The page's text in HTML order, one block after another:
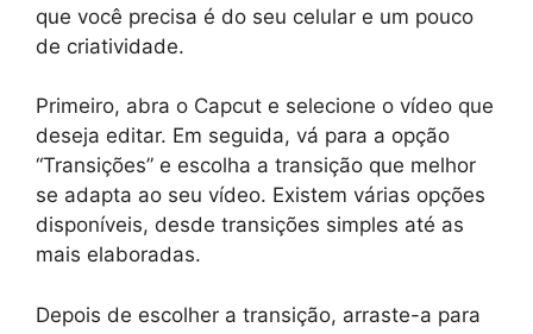
que você precisa é do seu celular e um pouco
de criatividade.
Primeiro, abra o Capcut e selecione o vídeo que
deseja editar. Em seguida, vá para a opção
“Transições” e escolha a transição que melhor
se adapta ao seu vídeo. Existem várias opções
disponíveis, desde transições simples até as
mais elaboradas.
Depois de escolher a transição, arraste-a para